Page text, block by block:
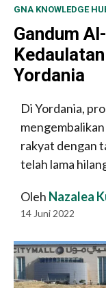
GNA KNOWLEDGE
Gandum
Yordania
Di Yordania,
rakyat dengan
telah lama
Oleh Nazalea
14 Juni 2022